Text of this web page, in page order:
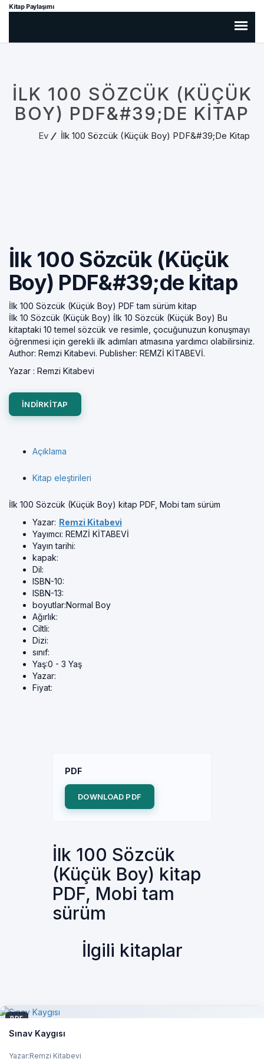
Kitap Paylaşımı
İLK 100 SÖZCÜK (KÜÇÜK
BOY) PDF&#39;DE KITAP
Ev İlk 100 Sözcük (Küçük Boy) PDF&#39;de Kitap
İlk 100 Sözcük (Küçük
Boy) PDF&#39;de kitap
İlk 100 Sözcük (Küçük Boy) PDF tam sürüm kitap
İlk 10 Sözcük (Küçük Boy) İlk 10 Sözcük (Küçük Boy) Bu
kitaptaki 10 temel sözcük ve resimle, çocuğunuzun konuşmayı
öğrenmesi için gerekli ilk adımları atmasına yardımcı olabilirsiniz.
Author: Remzi Kitabevi. Publisher: REMZİ KİTABEVİ.
Yazar : Remzi Kitabevi
INDIRKITAP
Açıklama
Kitap eleştirileri
İlk 100 Sözcük (Küçük Boy) kitap PDF, Mobi tam sürüm
Yazar: Remzi Kitabevi
Yayımcı: REMZİ KİTABEVİ
Yayın tarihi:
kapak:
Dil:
ISBN-10:
ISBN-13:
boyutlar:Normal Boy
Ağırlık:
Ciltli:
Dizi:
sınıf:
Yaş:0 - 3 Yaş
Yazar:
Fiyat:
PDF
DOWNLOAD PDF
İlk 100 Sözcük
(Küçük Boy) kitap
PDF, Mobi tam
sürüm
İlgili kitaplar
PDF
Sınav Kaygısı
Yazar:Remzi Kitabevi